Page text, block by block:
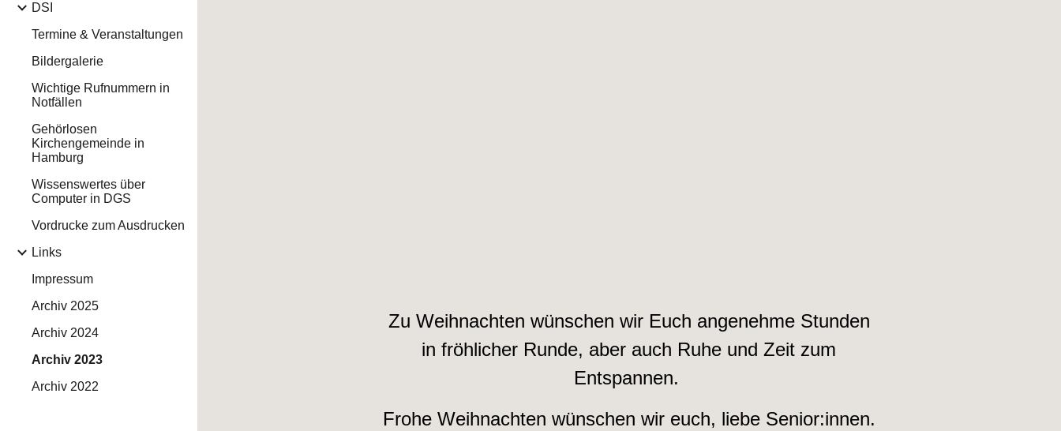
DSI
Termine & Veranstaltungen
Bildergalerie
Wichtige Rufnummern in
Notfällen
Gehörlosen
Kirchengemeinde in
Hamburg
Wissenswertes über
Computer in DGS
Vordrucke zum Ausdrucken
Links
Impressum
Archiv 2025
Archiv 2024
Archiv 2023
Archiv 2022
Zu Weihnachten wünschen wir Euch angenehme Stunden
in fröhlicher Runde, aber auch Ruhe und Zeit zum
Entspannen.
Frohe Weihnachten wünschen wir euch, liebe Senior:innen.